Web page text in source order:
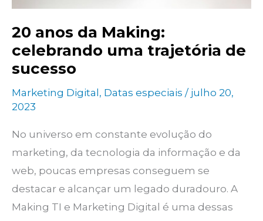
20 anos da Making:
celebrando uma trajetória de
sucesso
Marketing Digital , Datas especiais / julho 20,
2023
No universo em constante evolução do
marketing, da tecnologia da informação e da
web, poucas empresas conseguem se
destacar e alcançar um legado duradouro. A
Making TI e Marketing Digital é uma dessas